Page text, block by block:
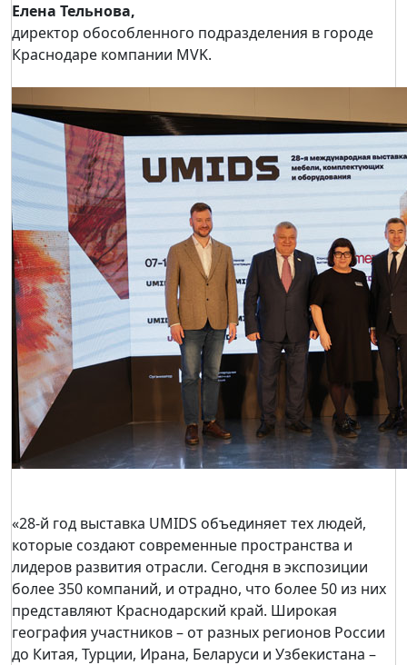
Елена Тельнова,
директор обособленного подразделения в городе
Краснодаре компании MVK.
«28-й год выставка UMIDS объединяет тех людей,
которые создают современные пространства и
лидеров развития отрасли. Сегодня в экспозиции
более 350 компаний, и отрадно, что более 50 из них
представляют Краснодарский край. Широкая
география участников – от разных регионов России
до Китая, Турции, Ирана, Беларуси и Узбекистана –